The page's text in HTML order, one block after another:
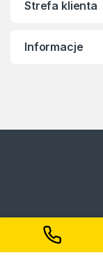
Strefa klienta
Informacje